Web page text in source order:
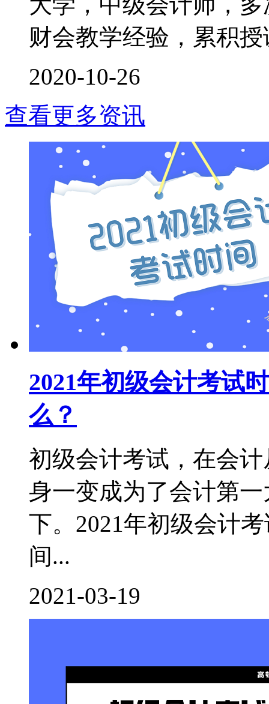
财会教学经验，累积
2020-10-26
查看更多资讯
2021年初级会计考试
么？
初级会计考试，在会
身一变成为了会计第
下。2021年初级会计
间...
2021-03-19